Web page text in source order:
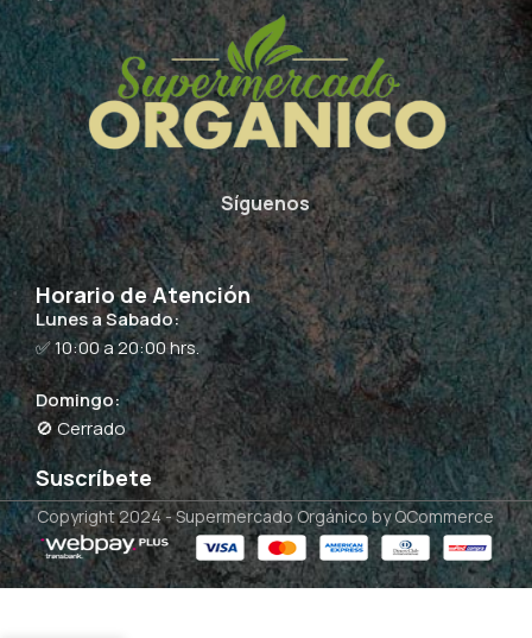
Síguenos
Horario de Atención
Lunes a Sabado:
✅ 10:00 a 20:00 hrs.
Domingo:
🚫 Cerrado
Suscríbete
Copyright 2024 -Supermercado Orgánico by QCommerce